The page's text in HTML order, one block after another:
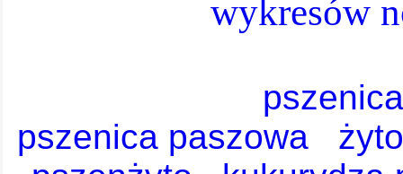
wykresów
pszenica paszowa